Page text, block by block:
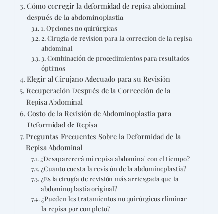
Cómo corregir la deformidad de repisa abdominal
después de la abdominoplastia
1. Opciones no quirúrgicas
2. Cirugía de revisión para la corrección de la repisa
abdominal
3. Combinación de procedimientos para resultados
óptimos
Elegir al Cirujano Adecuado para su Revisión
Recuperación Después de la Corrección de la
Repisa Abdominal
Costo de la Revisión de Abdominoplastia para
Deformidad de Repisa
Preguntas Frecuentes Sobre la Deformidad de la
Repisa Abdominal
¿Desaparecerá mi repisa abdominal con el tiempo?
¿Cuánto cuesta la revisión de la abdominoplastia?
¿Es la cirugía de revisión más arriesgada que la
abdominoplastia original?
¿Pueden los tratamientos no quirúrgicos eliminar
la repisa por completo?